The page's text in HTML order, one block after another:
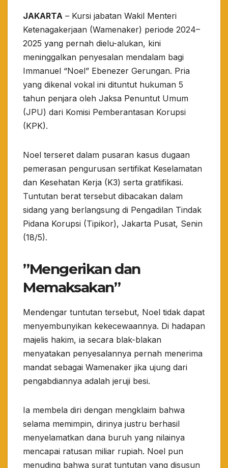
JAKARTA – Kursi jabatan Wakil Menteri
Ketenagakerjaan (Wamenaker) periode 2024–
2025 yang pernah dielu-alukan, kini
meninggalkan penyesalan mendalam bagi
Immanuel “Noel” Ebenezer Gerungan. Pria
yang dikenal vokal ini dituntut hukuman 5
tahun penjara oleh Jaksa Penuntut Umum
(JPU) dari Komisi Pemberantasan Korupsi
(KPK).
​Noel terseret dalam pusaran kasus dugaan
pemerasan pengurusan sertifikat Keselamatan
dan Kesehatan Kerja (K3) serta gratifikasi.
Tuntutan berat tersebut dibacakan dalam
sidang yang berlangsung di Pengadilan Tindak
Pidana Korupsi (Tipikor), Jakarta Pusat, Senin
(18/5).
​”Mengerikan dan
Memaksakan”
​Mendengar tuntutan tersebut, Noel tidak dapat
menyembunyikan kekecewaannya. Di hadapan
majelis hakim, ia secara blak-blakan
menyatakan penyesalannya pernah menerima
mandat sebagai Wamenaker jika ujung dari
pengabdiannya adalah jeruji besi.
​Ia membela diri dengan mengklaim bahwa
selama memimpin, dirinya justru berhasil
menyelamatkan dana buruh yang nilainya
mencapai ratusan miliar rupiah. Noel pun
menuding bahwa surat tuntutan yang disusun